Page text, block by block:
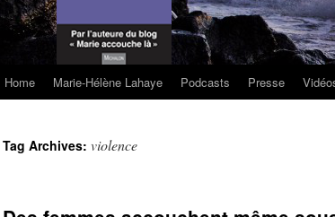
Skip
content
Home Marie-Hélène Lahaye Podcasts Presse
Tag Archives: violence